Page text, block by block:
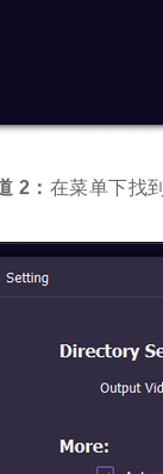
2： 在菜单下找到